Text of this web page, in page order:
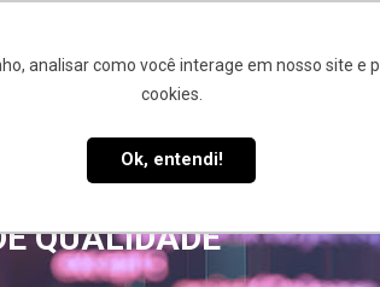
analisar como você interage em nosso site
cookies.
Ok, entendi!
SIQ 4.0 CLIENTES E PARCEIROS
QUALIDADE